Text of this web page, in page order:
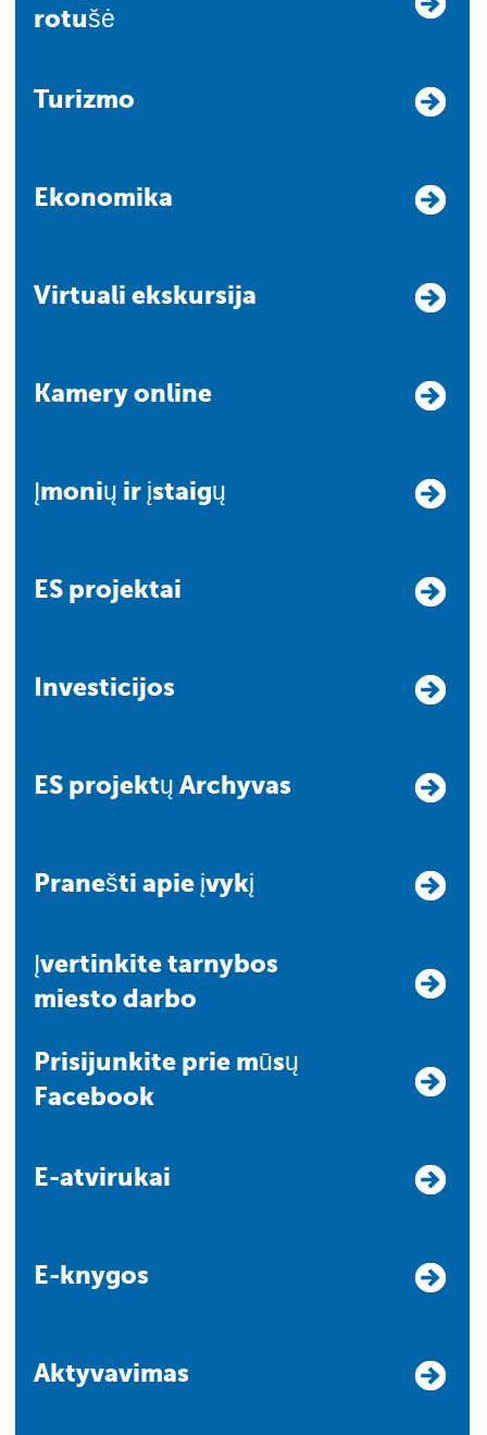
rotušė
Turizmo
Ekonomika
Virtuali ekskursija
Kamery online
Įmonių ir įstaigų
ES projektai
Investicijos
ES projektų Archyvas
Pranešti apie įvykį
Įvertinkite tarnybos
miesto darbo
Prisijunkite prie mūsų
Facebook
E-atvirukai
E-knygos
Aktyvavimas